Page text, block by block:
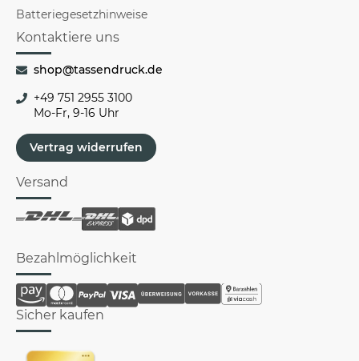
Batteriegesetzhinweise
Kontaktiere uns
shop@tassendruck.de
+49 751 2955 3100
Mo-Fr, 9-16 Uhr
Vertrag widerrufen
Versand
Bezahlmöglichkeit
Sicher kaufen